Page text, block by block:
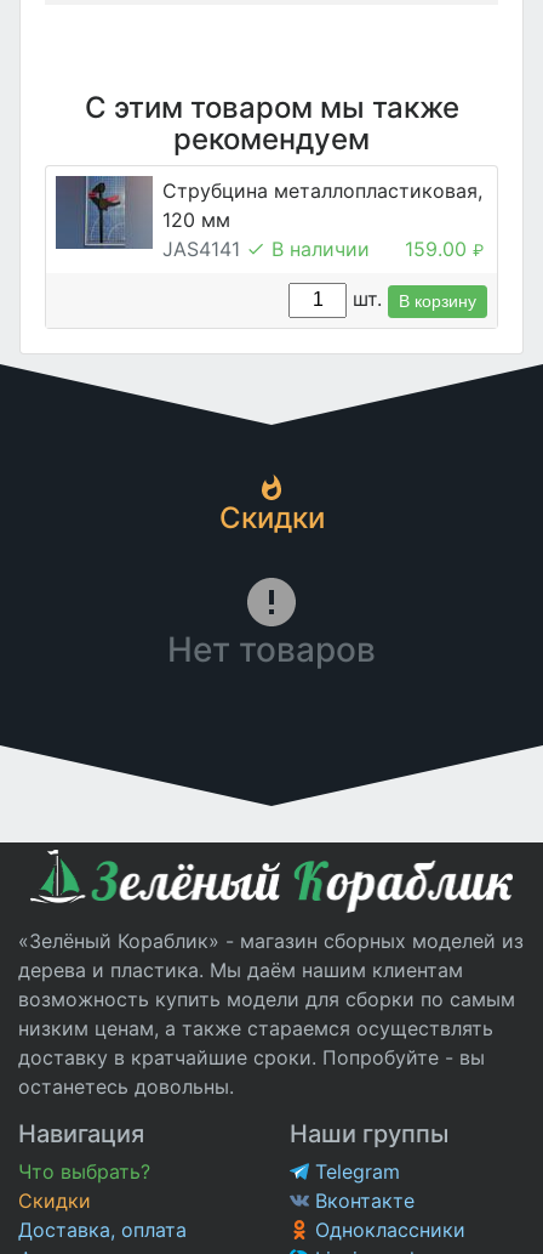
С этим товаром мы также
рекомендуем
Струбцина металлопластиковая,
120 мм
JAS4141
В наличии 159.00 ₽
шт. В корзину
Скидки
Нет товаров
«Зелёный Кораблик» - магазин сборных моделей из
дерева и пластика. Мы даём нашим клиентам
возможность купить модели для сборки по самым
низким ценам, а также стараемся осуществлять
доставку в кратчайшие сроки. Попробуйте - вы
останетесь довольны.
Навигация
Что выбрать?
Скидки
Доставка, оплата
Наши группы
Telegram
Вконтакте
Одноклассники